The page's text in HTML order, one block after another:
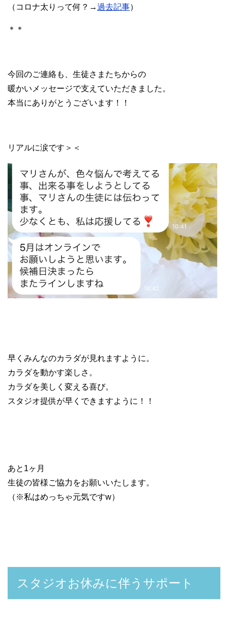
（コロナ太りって何？→過去記事）
＊＊
今回のご連絡も、生徒さまたちからの
暖かいメッセージで支えていただきました。
本当にありがとうございます！！
リアルに涙です＞＜
早くみんなのカラダが見れますように。
カラダを動かす楽しさ。
カラダを美しく変える喜び。
スタジオ提供が早くできますように！！
あと1ヶ月
生徒の皆様ご協力をお願いいたします。
（※私はめっちゃ元気ですw）
スタジオお休みに伴うサポート